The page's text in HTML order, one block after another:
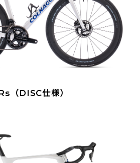
（DISC仕様）